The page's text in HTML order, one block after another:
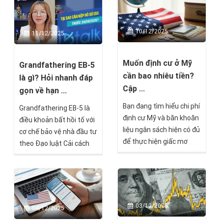
chóng. EB-2 là chương
trình định cư Mỹ diện lao
động dành cho người có
trình độ cao hoặc năng
thẻ xanh vĩnh viễn mà
không cần đầu tư số vốn
lớn như EB-5.
một hành trình định cư
Mỹ an toàn nhất.
11/12/2025
Grandfathering EB-5
là gì? Hỏi nhanh đáp
gọn về hạn ...
Grandfathering EB-5 là
điều khoản bất hồi tố với
cơ chế bảo vệ nhà đầu tư
theo Đạo luật Cải cách
đảm bảo hồ sơ I-526E
nộp trước ngày
30/09/2026 sẽ tiếp tục
được xem xét và xử lý
ngay cả khi chương trình
10/12/2025
Muốn định cư ở Mỹ
cần bao nhiêu tiền?
Cập ...
Bạn đang tìm hiểu chi phí
định cư Mỹ và băn khoăn
liệu ngân sách hiện có đủ
để thực hiện giấc mơ
định cư Mỹ dao động từ
30.000 USD đến hơn
900.000 USD tùy thuộc
diện di trú, quy mô gia
04/12/2025 03/12/2025